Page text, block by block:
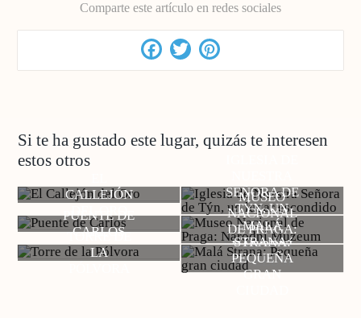
Comparte este artículo en redes sociales
Facebook
Twitter
Si te ha gustado este lugar, quizás te interesen
estos otros
CALLEJÓN
SEÑORA DE
TÝN, UN
LUGAR
ESCONDIDO
PUENTE DE
CARLOS
MUSEO
NACIONAL
DE PRAGA:
NÁRODNÍ
MUZEUM
TORRE DE
LA
MALÁ
STRANA:
PEQUEÑA
GRAN